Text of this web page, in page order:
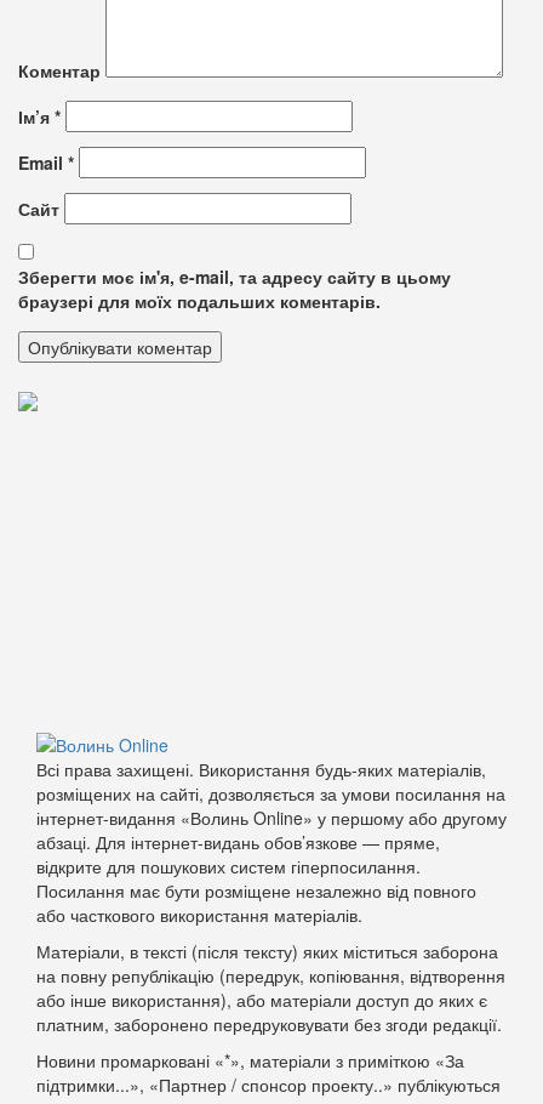
Коментар
Ім’я *
Email *
Сайт
Зберегти моє ім'я, e-mail, та адресу сайту в цьому
браузері для моїх подальших коментарів.
Всі права захищені. Використання будь-яких матеріалів,
розміщених на сайті, дозволяється за умови посилання на
інтернет-видання «Волинь Online» у першому або другому
абзаці. Для інтернет-видань обов’язкове — пряме,
відкрите для пошукових систем гіперпосилання.
Посилання має бути розміщене незалежно від повного
або часткового використання матеріалів.
Матеріали, в тексті (після тексту) яких міститься заборона
на повну републікацію (передрук, копіювання, відтворення
або інше використання), або матеріали доступ до яких є
платним, заборонено передруковувати без згоди редакції.
Новини промарковані «*», матеріали з приміткою «За
підтримки...», «Партнер / спонсор проекту..» публікуються